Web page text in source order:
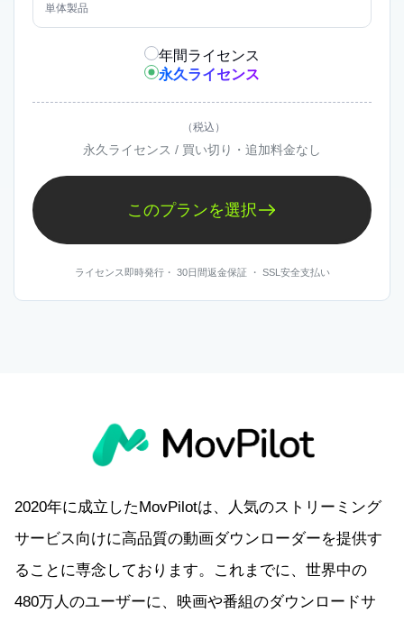
あとから対応サービスごとに選び
直したくない
今はYouTube だけでも、今後使う範囲が広がる可能
性があるなら、先にAll-in-Oneを見ておくと判断しや
すくなります。必要になってから探し直すより、最
単体製品
年間ライセンス
永久ライセンス
（税込）
永久ライセンス / 買い切り・追加料金なし
このプランを選択
ライセンス即時発行・ 30日間返金保証 ・ SSL安全支払い
2020年に成立したMovPilotは、人気のストリーミング
サービス向けに高品質の動画ダウンローダーを提供す
ることに専念しております。これまでに、世界中の
480万人のユーザーに、映画や番組のダウンロードサ